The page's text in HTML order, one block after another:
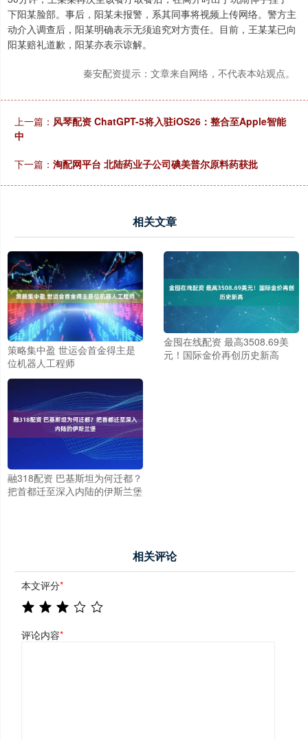
下阳某脸部。事后，阳某未报警，系其同事将视频上传网络。警方主
动介入调查后，阳某明确表示无须追究对方责任。目前，王某某已向
阳某赔礼道歉，阳某亦表示谅解。
秦安配资提示：文章来自网络，不代表本站观点。
上一篇： 风琴配资 ChatGPT-5将入驻iOS26：整合至Apple智能
中
下一篇： 淘配网平台 北陆药业子公司碘美普尔原料药获批
相关文章
策略集中盈 世运会首金得主是
位机器人工程师
金囤在线配资 最高3508.69美
元！国际金价再创历史新高
融318配资 巴基斯坦为何迁都？
把首都迁至深入内陆的伊斯兰堡
相关评论
本文评分*
评论内容*